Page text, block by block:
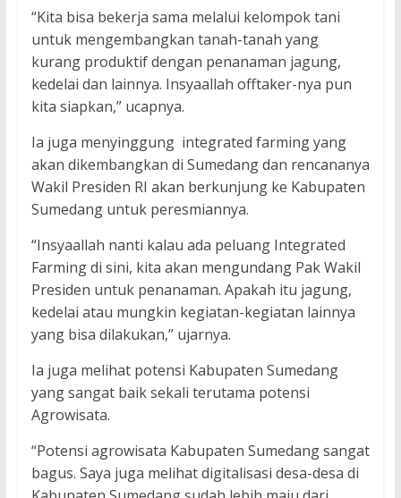
“Kita bisa bekerja sama melalui kelompok tani
untuk mengembangkan tanah-tanah yang
kurang produktif dengan penanaman jagung,
kedelai dan lainnya. Insyaallah offtaker-nya pun
kita siapkan,” ucapnya.
Ia juga menyinggung integrated farming yang
akan dikembangkan di Sumedang dan rencananya
Wakil Presiden RI akan berkunjung ke Kabupaten
Sumedang untuk peresmiannya.
“Insyaallah nanti kalau ada peluang Integrated
Farming di sini, kita akan mengundang Pak Wakil
Presiden untuk penanaman. Apakah itu jagung,
kedelai atau mungkin kegiatan-kegiatan lainnya
yang bisa dilakukan,” ujarnya.
Ia juga melihat potensi Kabupaten Sumedang
yang sangat baik sekali terutama potensi
Agrowisata.
“Potensi agrowisata Kabupaten Sumedang sangat
bagus. Saya juga melihat digitalisasi desa-desa di